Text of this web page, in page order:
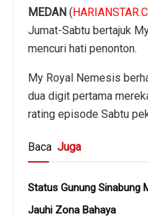
MEDAN (
Jumat-Sabtu bertajuk
mencuri hati penonton.
My Royal Nemesis
dua digit pertama
rating episode Sabtu
Baca Juga
Status Gunung Sinabung
Jauhi Zona Bahaya